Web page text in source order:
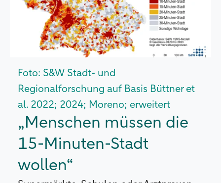
Foto: S&W Stadt- und
Regionalforschung auf Basis Büttner et
al. 2022; 2024; Moreno; erweitert
„Menschen müssen die
15-Minuten-Stadt
wollen“